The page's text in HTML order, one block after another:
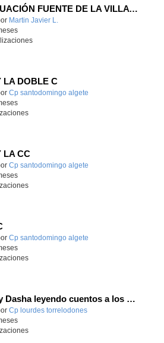
GRADUACIÓN FUENTE DE LA VILLA 6º C 2026
educativo.
Martin Javier L.
LA DOBLE C
educativo.
Cp santodomingo algete
LA CC
educativo.
Cp santodomingo algete
educativo.
Cp santodomingo algete
Paula y Dasha leyendo cuentos a los guapos y guapas de infantil :). Curso 2025/2026
educativo.
Cp lourdes torrelodones-